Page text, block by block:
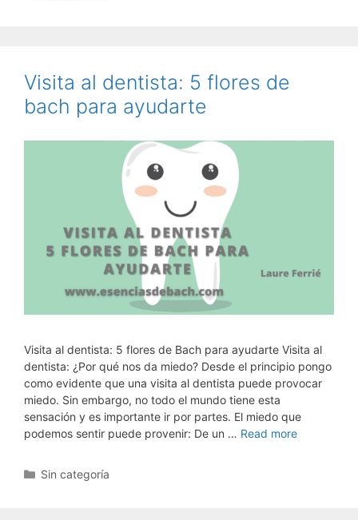
Visita al dentista: 5 flores de
bach para ayudarte
Visita al dentista: 5 flores de Bach para ayudarte Visita al
dentista: ¿Por qué nos da miedo? Desde el principio pongo
como evidente que una visita al dentista puede provocar
miedo. Sin embargo, no todo el mundo tiene esta
sensación y es importante ir por partes. El miedo que
podemos sentir puede provenir: De un … Read more
Categorías
Sin categoría